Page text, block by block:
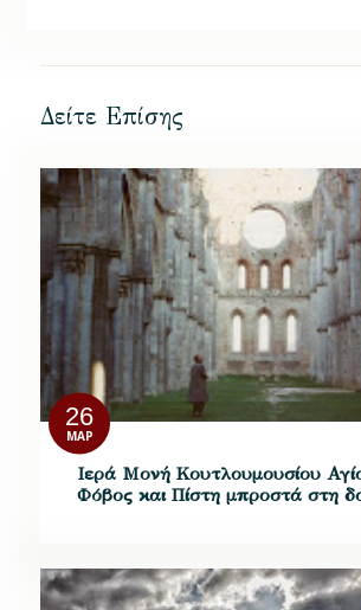
Δείτε Επίσης
26
ΜΑΡ
Ιερά Μονή Κουτλουμουσίου
Φόβος και Πίστη μπροστά στη